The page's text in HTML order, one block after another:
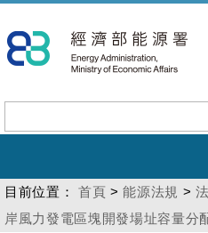
到
主
內
容
目前位置： 首頁 >能源法規 >
岸風力發電區塊開發場址容量分